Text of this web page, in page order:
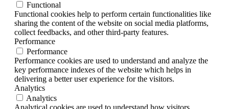
Functional
Functional cookies help to perform certain functionalities like
sharing the content of the website on social media platforms,
collect feedbacks, and other third-party features.
Performance
Performance
Performance cookies are used to understand and analyze the
key performance indexes of the website which helps in
delivering a better user experience for the visitors.
Analytics
Analytics
Analytical cookies are used to understand how visitors